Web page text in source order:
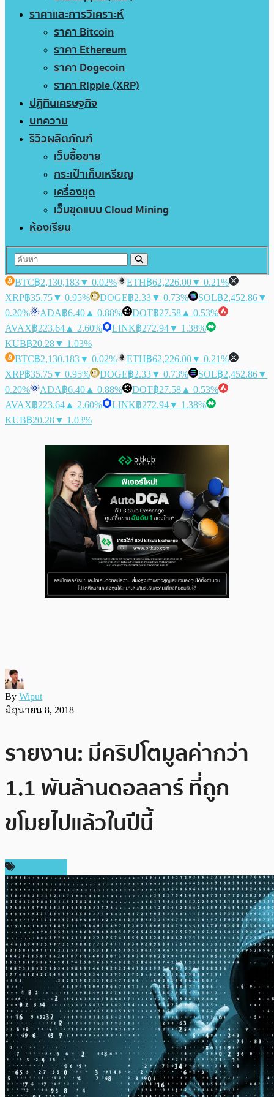
ราคาและการวิเคราะห์
ราคา Bitcoin
ราคา Ethereum
ราคา Dogecoin
ราคา Ripple (XRP)
ปฏิทินเศรษฐกิจ
บทความ
รีวิวผลิตภัณฑ์
เว็บซื้อขาย
กระเป๋าเก็บเหรียญ
เครื่องขุด
เว็บขุดแบบ Cloud Mining
ห้องเรียน
BTC฿2,130,183▼ 0.02% ETH฿62,226.00▼ 0.21%
XRP฿35.75▼ 0.95% DOGE฿2.33▼ 0.73% SOL฿2,452.86▼
0.20%
ADA฿6.40 ▲ 0.88% DOT฿27.58 ▲ 0.53%
AVAX฿223.64 ▲ 2.60% LINK฿272.94▼ 1.38%
KUB฿20.28▼ 1.03%
BTC฿2,130,183▼ 0.02% ETH฿62,226.00▼ 0.21%
XRP฿35.75▼ 0.95% DOGE฿2.33▼ 0.73% SOL฿2,452.86▼
0.20%
ADA฿6.40 ▲ 0.88% DOT฿27.58 ▲ 0.53%
AVAX฿223.64 ▲ 2.60% LINK฿272.94▼ 1.38%
KUB฿20.28▼ 1.03%
By Wiput
มิถุนายน 8, 2018
รายงาน: มีคริปโตมูลค่ากว่า
1.1 พันล้านดอลลาร์ ที่ถูก
ขโมยไปแล้วในปีนี้